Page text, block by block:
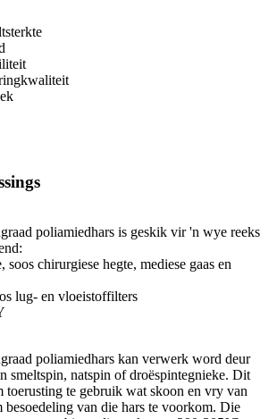
poliamiedhars is geskik vir 'n wye reeks
soos chirurgiese hegte, mediese gaas en
lug- en vloeistoffilters
poliamiedhars kan verwerk word deur
smeltspin, natspin of droëspintegnieke. Dit
toerusting te gebruik wat skoon en vry van
besoedeling van die hars te voorkom. Die